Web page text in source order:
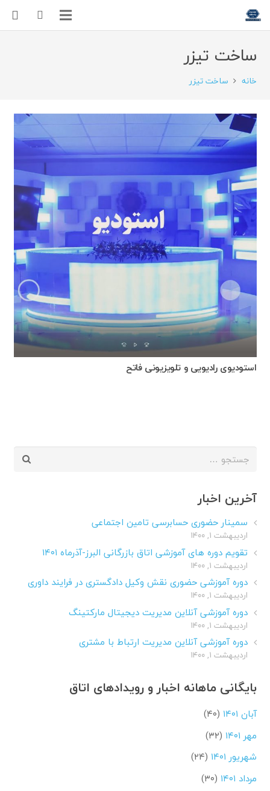
ساخت تیزر
خانه ساخت تیزر
استودیوی رادیویی و تلویزیونی فاتح
جستجو
آخرین اخبار
سمینار حضوری حسابرسی تامین اجتماعی
اردیبهشت ۱, ۱۴۰۰
تقویم دوره های آموزشی اتاق بازرگانی البرز-آذرماه ۱۴۰۱
اردیبهشت ۱, ۱۴۰۰
دوره آموزشی حضوری نقش وکیل دادگستری در فرایند داوری
اردیبهشت ۱, ۱۴۰۰
دوره آموزشی آنلاین مدیریت دیجیتال مارکتینگ
اردیبهشت ۱, ۱۴۰۰
دوره آموزشی آنلاین مدیریت ارتباط با مشتری
اردیبهشت ۱, ۱۴۰۰
بایگانی ماهانه اخبار و رویدادهای اتاق
آبان ۱۴۰۱
(۴۰)
مهر ۱۴۰۱
(۳۲)
شهریور ۱۴۰۱
(۲۴)
مرداد ۱۴۰۱
(۳۰)